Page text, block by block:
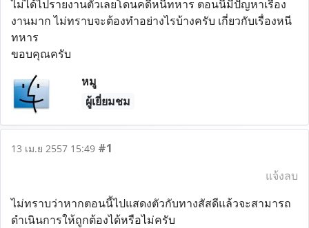
ไม่ได้ไปรายงานตัวเลยโดนคดีหนีทหาร ตอนนี้มีปัญหาเรื่อง
งานมาก ไม่ทราบจะต้องทำอย่างไรบ้างครับ เกี่ยวกับเรื่องหนี
ทหาร
ขอบคุณครับ
หมู
ผู้เยี่ยมชม
13 เม.ย 2557 15:49 #1
แจ้งลบ
ไม่ทราบว่าหากตอนนี้ไปแสดงตัวกับทางสัสดีแล้วจะสามารถ
ดำเนินการให้ถูกต้องได้หรือไม่ครับ